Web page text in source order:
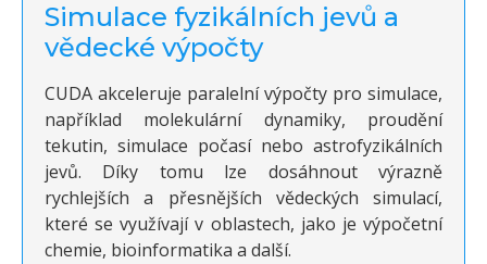
Simulace fyzikálních jevů a
vědecké výpočty
CUDA akceleruje paralelní výpočty pro simulace,
například molekulární dynamiky, proudění
tekutin, simulace počasí nebo astrofyzikálních
jevů. Díky tomu lze dosáhnout výrazně
rychlejších a přesnějších vědeckých simulací,
které se využívají v oblastech, jako je výpočetní
chemie, bioinformatika a další.